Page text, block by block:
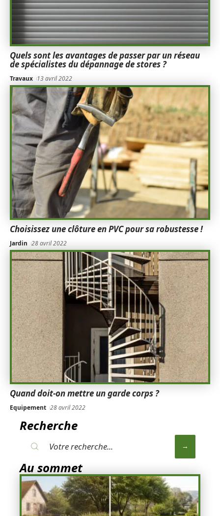
Quels sont les avantages de passer par un réseau
de spécialistes du dépannage de stores ?
Travaux 13 avril 2022
Choisissez une clôture en PVC pour sa robustesse !
Jardin 28 avril 2022
Quand doit-on mettre un garde corps ?
Equipement 28 avril 2022
Recherche
Au sommet